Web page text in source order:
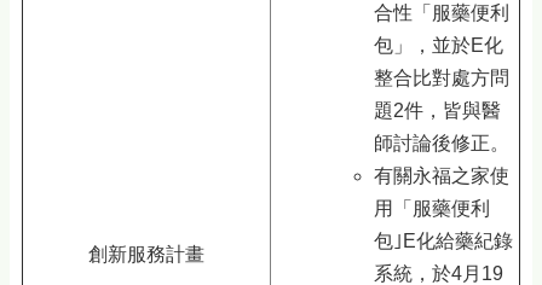
創新服務計畫
合性「服藥便利
包」，並於E化
整合比對處方問
題2件，皆與醫
師討論後修正。
有關永福之家使
用「服藥便利
包｣E化給藥紀錄
系統，於4月19